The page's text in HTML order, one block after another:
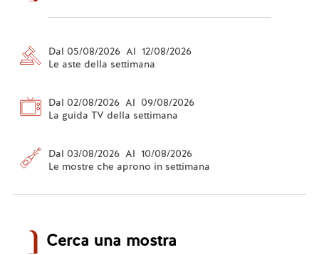
Dal 05/08/2026 Al 12/08/2026
Le aste della settimana
Dal 02/08/2026 Al 09/08/2026
La guida TV della settimana
Dal 03/08/2026 Al 10/08/2026
Le mostre che aprono in settimana
Cerca una mostra